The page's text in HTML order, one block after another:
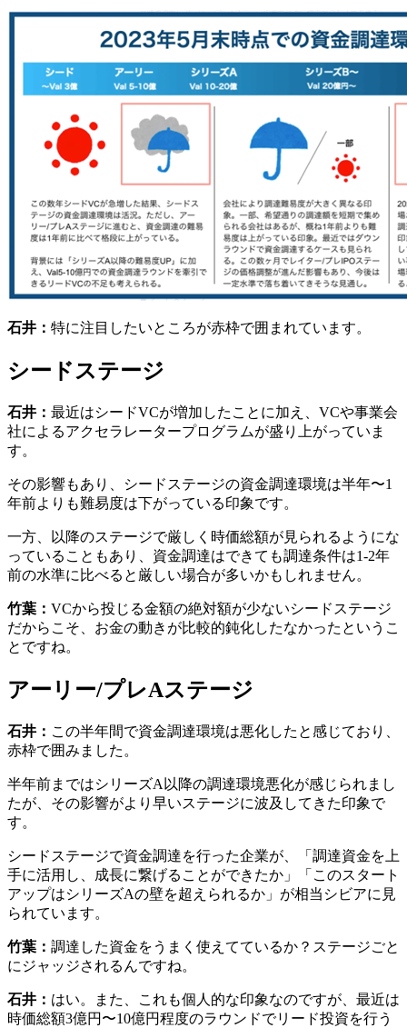
石井： 特に注目したいところが赤枠で囲まれています。
シードステージ
石井： 最近はシードVCが増加したことに加え、VCや事業会
社によるアクセラレータープログラムが盛り上がっていま
す。
その影響もあり、シードステージの資金調達環境は半年〜1
年前よりも難易度は下がっている印象です。
一方、以降のステージで厳しく時価総額が見られるようにな
っていることもあり、資金調達はできても調達条件は1-2年
前の水準に比べると厳しい場合が多いかもしれません。
竹葉： VCから投じる金額の絶対額が少ないシードステージ
だからこそ、お金の動きが比較的鈍化したなかったというこ
とですね。
アーリー/プレAステージ
石井： この半年間で資金調達環境は悪化したと感じており、
赤枠で囲みました。
半年前まではシリーズA以降の調達環境悪化が感じられまし
たが、その影響がより早いステージに波及してきた印象で
す。
シードステージで資金調達を行った企業が、「調達資金を上
手に活用し、成長に繋げることができたか」「このスタート
アップはシリーズAの壁を超えられるか」が相当シビアに見
られています。
竹葉： 調達した資金をうまく使えてているか？ステージごと
にジャッジされるんですね。
石井： はい。また、これも個人的な印象なのですが、最近は
時価総額3億円〜10億円程度のラウンドでリード投資を行う